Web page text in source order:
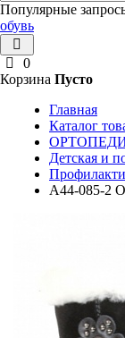
Популярные
обувь
0
Корзина Пусто
Главная
Каталог
Детская и
А44-085-2